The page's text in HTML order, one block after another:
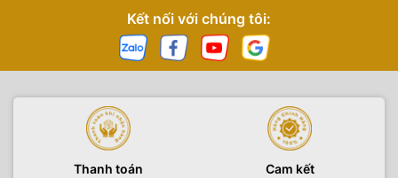
Kết nối với chúng tôi:
Thanh toán
Cam kết